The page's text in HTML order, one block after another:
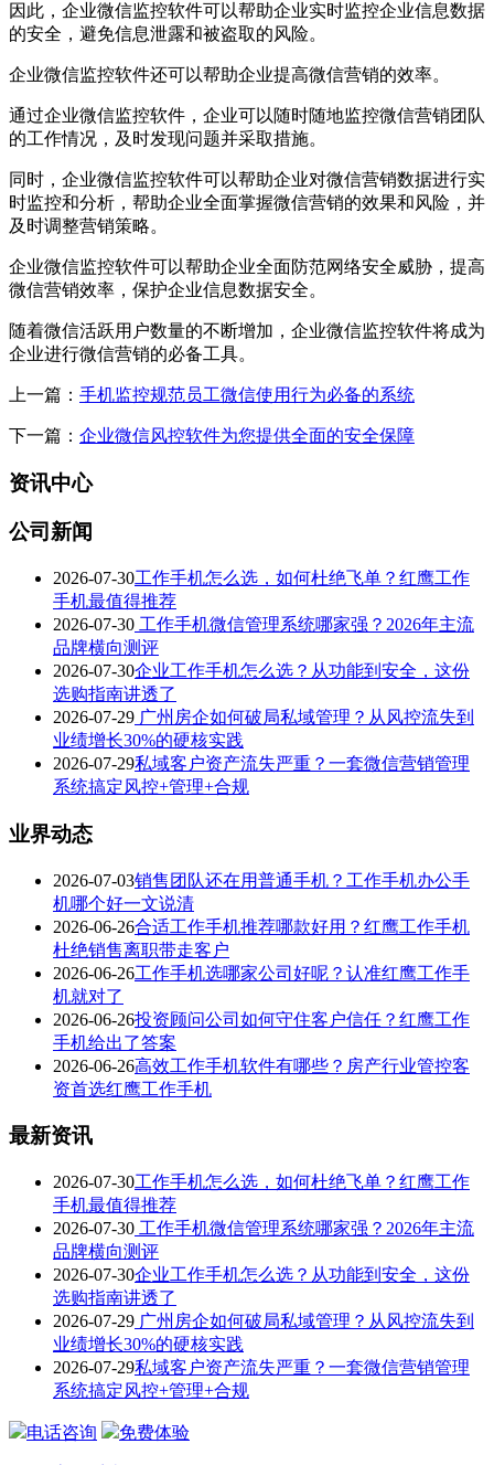
因此，企业微信监控软件可以帮助企业实时监控企业信息数据
的安全，避免信息泄露和被盗取的风险。
企业微信监控软件还可以帮助企业提高微信营销的效率。
通过企业微信监控软件，企业可以随时随地监控微信营销团队
的工作情况，及时发现问题并采取措施。
同时，企业微信监控软件可以帮助企业对微信营销数据进行实
时监控和分析，帮助企业全面掌握微信营销的效果和风险，并
及时调整营销策略。
企业微信监控软件可以帮助企业全面防范网络安全威胁，提高
微信营销效率，保护企业信息数据安全。
随着微信活跃用户数量的不断增加，企业微信监控软件将成为
企业进行微信营销的必备工具。
上一篇： 手机监控规范员工微信使用行为必备的系统
下一篇： 企业微信风控软件为您提供全面的安全保障
资讯中心
公司新闻
2026-07-30工作手机怎么选，如何杜绝飞单？红鹰工作
手机最值得推荐
2026-07-30 工作手机微信管理系统哪家强？2026年主流
品牌横向测评
2026-07-30企业工作手机怎么选？从功能到安全，这份
选购指南讲透了
2026-07-29 广州房企如何破局私域管理？从风控流失到
业绩增长30%的硬核实践
2026-07-29私域客户资产流失严重？一套微信营销管理
系统搞定风控+管理+合规
业界动态
2026-07-03销售团队还在用普通手机？工作手机办公手
机哪个好一文说清
2026-06-26合适工作手机推荐哪款好用？红鹰工作手机
杜绝销售离职带走客户
2026-06-26工作手机选哪家公司好呢？认准红鹰工作手
机就对了
2026-06-26投资顾问公司如何守住客户信任？红鹰工作
手机给出了答案
2026-06-26高效工作手机软件有哪些？房产行业管控客
资首选红鹰工作手机
最新资讯
2026-07-30工作手机怎么选，如何杜绝飞单？红鹰工作
手机最值得推荐
2026-07-30 工作手机微信管理系统哪家强？2026年主流
品牌横向测评
2026-07-30企业工作手机怎么选？从功能到安全，这份
选购指南讲透了
2026-07-29 广州房企如何破局私域管理？从风控流失到
业绩增长30%的硬核实践
2026-07-29私域客户资产流失严重？一套微信营销管理
系统搞定风控+管理+合规
电话咨询 免费体验